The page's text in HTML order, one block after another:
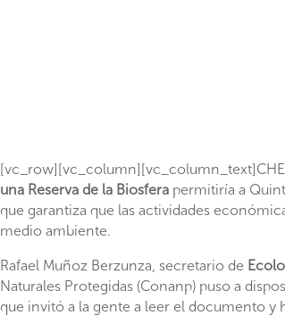
una Reserva de la Biosfera permitiría a
que garantiza que las actividades
medio ambiente.
Rafael Muñoz Berzunza, secretario de
Naturales Protegidas (Conanp) puso a
que invitó a la gente a leer el documento y